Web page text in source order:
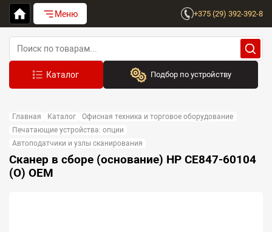
Меню +375 (29) 392-392-8
Подбор по устройству
Выберите бренд
Устройство:
Сначала выберите бренд
Главная Каталог
Офисная техника и торговое оборудование
Печатающие устройства: опции
Автоподатчики и узлы сканирования
Сканер в сборе (основание) HP CE847-60104
(O) OEM